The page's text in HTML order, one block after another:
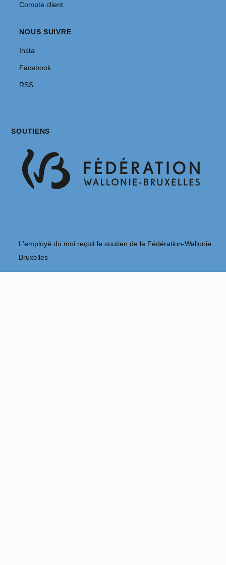
Compte client
NOUS SUIVRE
Insta
Facebook
RSS
SOUTIENS
L'employé du moi reçoit le soutien de la Fédération-Wallonie
Bruxelles